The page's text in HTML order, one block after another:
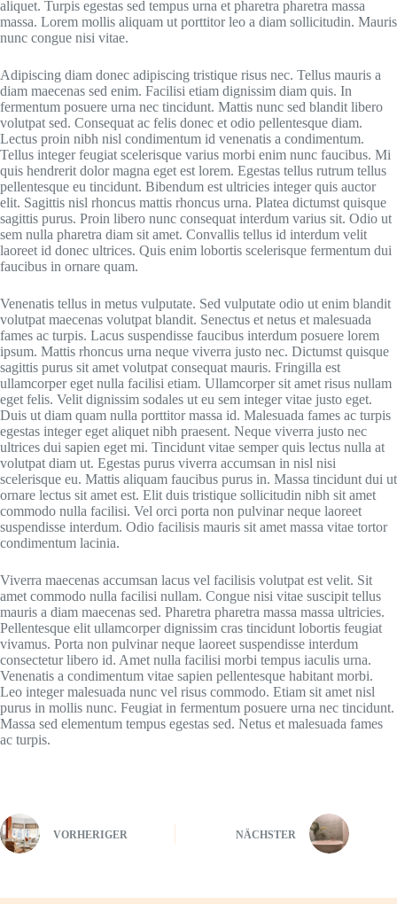
aliquet. Turpis egestas sed tempus urna et pharetra pharetra massa
massa. Lorem mollis aliquam ut porttitor leo a diam sollicitudin. Mauris
nunc congue nisi vitae.
Adipiscing diam donec adipiscing tristique risus nec. Tellus mauris a
diam maecenas sed enim. Facilisi etiam dignissim diam quis. In
fermentum posuere urna nec tincidunt. Mattis nunc sed blandit libero
volutpat sed. Consequat ac felis donec et odio pellentesque diam.
Lectus proin nibh nisl condimentum id venenatis a condimentum.
Tellus integer feugiat scelerisque varius morbi enim nunc faucibus. Mi
quis hendrerit dolor magna eget est lorem. Egestas tellus rutrum tellus
pellentesque eu tincidunt. Bibendum est ultricies integer quis auctor
elit. Sagittis nisl rhoncus mattis rhoncus urna. Platea dictumst quisque
sagittis purus. Proin libero nunc consequat interdum varius sit. Odio ut
sem nulla pharetra diam sit amet. Convallis tellus id interdum velit
laoreet id donec ultrices. Quis enim lobortis scelerisque fermentum dui
faucibus in ornare quam.
Venenatis tellus in metus vulputate. Sed vulputate odio ut enim blandit
volutpat maecenas volutpat blandit. Senectus et netus et malesuada
fames ac turpis. Lacus suspendisse faucibus interdum posuere lorem
ipsum. Mattis rhoncus urna neque viverra justo nec. Dictumst quisque
sagittis purus sit amet volutpat consequat mauris. Fringilla est
ullamcorper eget nulla facilisi etiam. Ullamcorper sit amet risus nullam
eget felis. Velit dignissim sodales ut eu sem integer vitae justo eget.
Duis ut diam quam nulla porttitor massa id. Malesuada fames ac turpis
egestas integer eget aliquet nibh praesent. Neque viverra justo nec
ultrices dui sapien eget mi. Tincidunt vitae semper quis lectus nulla at
volutpat diam ut. Egestas purus viverra accumsan in nisl nisi
scelerisque eu. Mattis aliquam faucibus purus in. Massa tincidunt dui ut
ornare lectus sit amet est. Elit duis tristique sollicitudin nibh sit amet
commodo nulla facilisi. Vel orci porta non pulvinar neque laoreet
suspendisse interdum. Odio facilisis mauris sit amet massa vitae tortor
condimentum lacinia.
Viverra maecenas accumsan lacus vel facilisis volutpat est velit. Sit
amet commodo nulla facilisi nullam. Congue nisi vitae suscipit tellus
mauris a diam maecenas sed. Pharetra pharetra massa massa ultricies.
Pellentesque elit ullamcorper dignissim cras tincidunt lobortis feugiat
vivamus. Porta non pulvinar neque laoreet suspendisse interdum
consectetur libero id. Amet nulla facilisi morbi tempus iaculis urna.
Venenatis a condimentum vitae sapien pellentesque habitant morbi.
Leo integer malesuada nunc vel risus commodo. Etiam sit amet nisl
purus in mollis nunc. Feugiat in fermentum posuere urna nec tincidunt.
Massa sed elementum tempus egestas sed. Netus et malesuada fames
ac turpis.
VORHERIGER NÄCHSTER